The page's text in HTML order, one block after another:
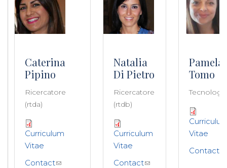
Caterina
Pipino
Ricercatore
(rtda)
Curriculum
Vitae
Contact
Natalia
Di Pietro
Ricercatore
(rtdb)
Curriculum
Vitae
Contact
Pamela
Tomo
Vitae
Contact